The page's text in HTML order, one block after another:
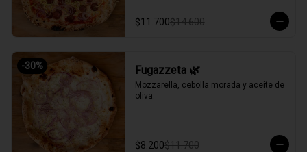
$11.700$14.600
-30% Fugazzeta 🌿
Mozzarella, cebolla morada y aceite de
oliva.
$8.200$11.700